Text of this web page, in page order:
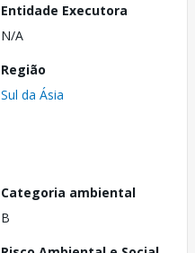
Entidade Executora
N/A
Região
Sul da Ásia
Categoria ambiental
B